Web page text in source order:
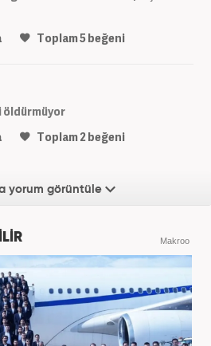
Toplam5beğeni
öldürmüyor
Toplam2beğeni
yorum görüntüle
Makroo